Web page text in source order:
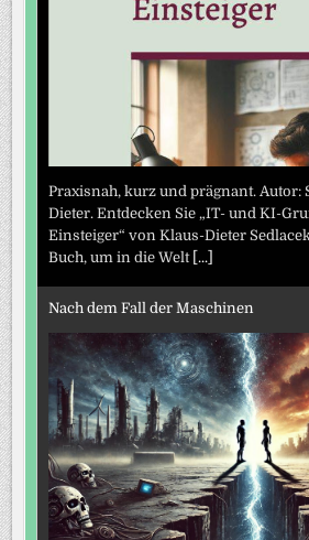
Praxisnah, kurz und prägnant. Autor:
Dieter. Entdecken Sie „IT- und KI-
Einsteiger“ von Klaus-Dieter
Buch, um in die Welt [...]
Nach dem Fall der Maschinen